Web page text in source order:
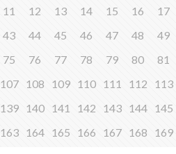
11 12 13 14 15 16 17
43 44 45 46 47 48 49
75 76 77 78 79 80 81
107 108 109 110 111 112 113
139 140 141 142 143 144 145
163 164 165 166 167 168 169